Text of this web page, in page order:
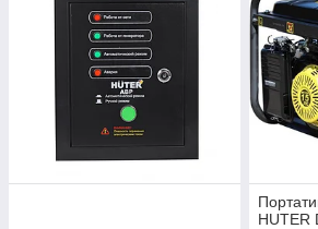
HUTER